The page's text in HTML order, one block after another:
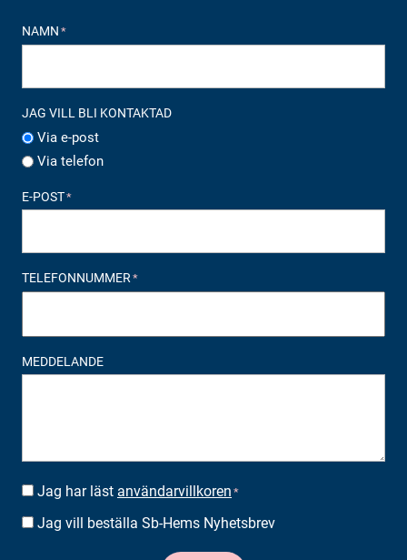
NAMN *
JAG VILL BLI KONTAKTAD
Via e-post
Via telefon
E-POST*
TELEFONNUMMER*
MEDDELANDE
SUOSTUMUS *
Jag har läst användarvillkoren *
BESTÄLLA
Jag vill beställa Sb-Hems Nyhetsbrev